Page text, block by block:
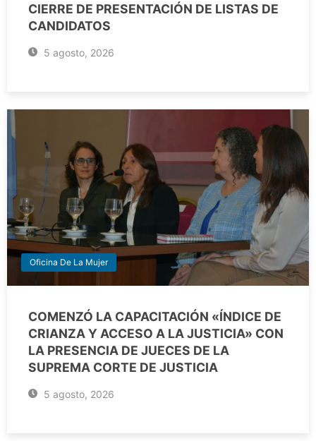
CIERRE DE PRESENTACIÓN DE LISTAS DE
CANDIDATOS
5 agosto, 2026
Oficina De La Mujer
COMENZÓ LA CAPACITACIÓN «ÍNDICE DE
CRIANZA Y ACCESO A LA JUSTICIA» CON
LA PRESENCIA DE JUECES DE LA
SUPREMA CORTE DE JUSTICIA
5 agosto, 2026